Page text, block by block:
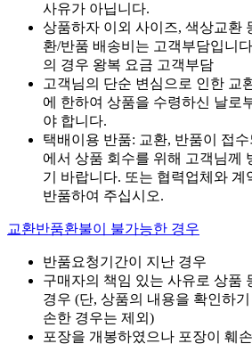
사유가 아닙니다.
상품하자 이외 사이즈, 색상교환
환/반품 배송비는 고객부담입니
의 경우 왕복 요금 고객부담
고객님의 단순 변심으로 인한 교
에 한하여 상품을 수령하신 날로
야 합니다.
택배이용 반품: 교환, 반품이 접
에서 상품 회수를 위해 고객님께
기 바랍니다. 또는 협력업체와 계
반품하여 주십시오.
교환반품환불이 불가능한 경우
반품요청기간이 지난 경우
구매자의 책임 있는 사유로 상품
경우 (단, 상품의 내용을 확인하
손한 경우는 제외)
포장을 개봉하였으나 포장이 훼